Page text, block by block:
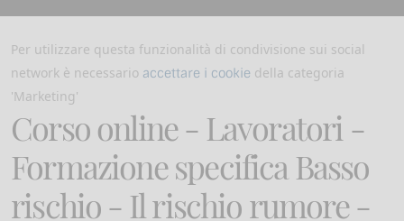
Per utilizzare questa funzionalità di condivisione sui social
network è necessario accettare i cookie della categoria
'Marketing'
Corso online - Lavoratori -
Formazione specifica Basso
rischio - Il rischio rumore -